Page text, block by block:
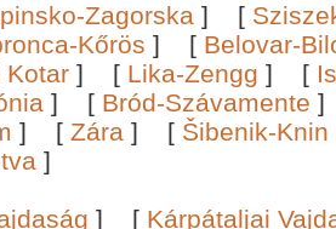
Zagorska ] [
Kőrös ] [ Belovar-
Kotar ] [ Lika-Zengg ] [
] [ Bród-Szávamente
] [ Zára ] [ Šibenik-Knin
]
] [ Kárpátaljai